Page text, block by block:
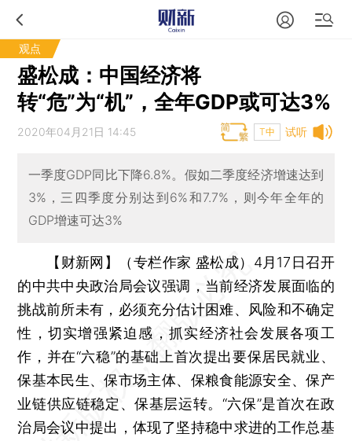
观点
盛松成：中国经济将
转“危”为“机”，全年GDP或可达3%
试听
2020年04月21日 14:45 T中
一季度GDP同比下降6.8%。假如二季度经济增速达到
3%，三四季度分别达到6%和7.7%，则今年全年的
GDP增速可达3%
【财新网】（专栏作家 盛松成） 4月17日召开
的中共中央政治局会议强调，当前经济发展面临的
挑战前所未有，必须充分估计困难、风险和不确定
性，切实增强紧迫感，抓实经济社会发展各项工
作，并在“六稳”的基础上首次提出要保居民就业、
保基本民生、保市场主体、保粮食能源安全、保产
业链供应链稳定、保基层运转。“六保”是首次在政
治局会议中提出，体现了坚持稳中求进的工作总基